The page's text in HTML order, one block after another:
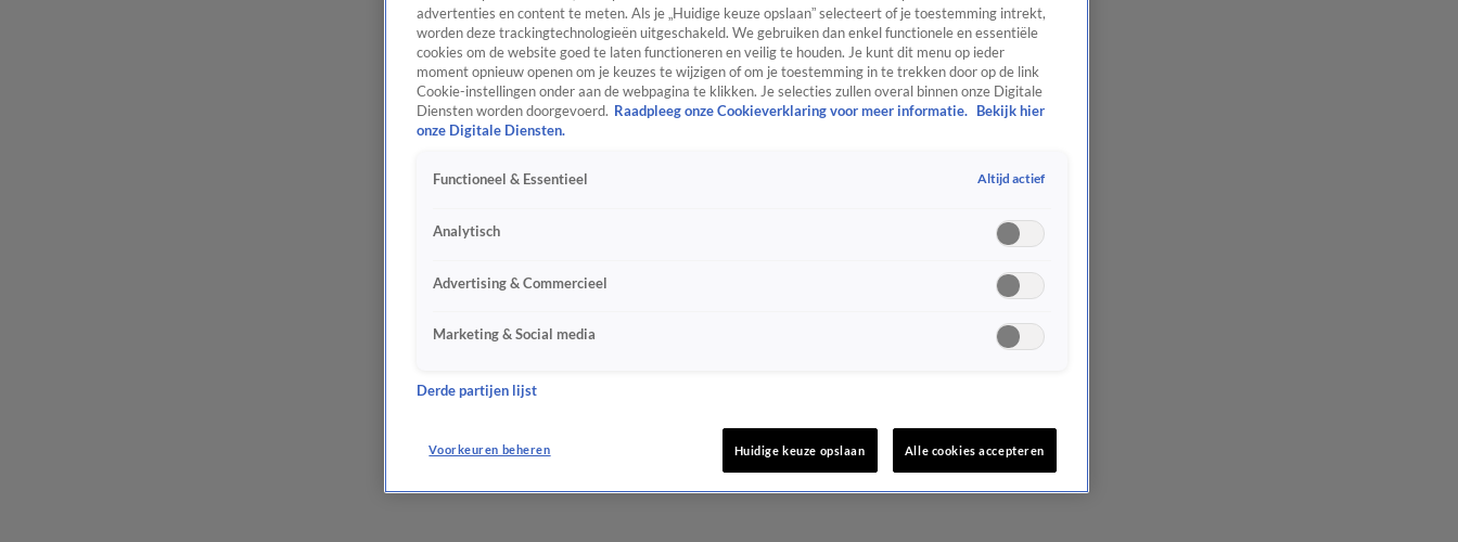
advertenties en content te meten. Als je „Huidige keuze opslaan” selecteert of je toestemming intrekt,
worden deze trackingtechnologieën uitgeschakeld. We gebruiken dan enkel functionele en essentiële
cookies om de website goed te laten functioneren en veilig te houden. Je kunt dit menu op ieder
moment opnieuw openen om je keuzes te wijzigen of om je toestemming in te trekken door op de link
Cookie-instellingen onder aan de webpagina te klikken. Je selecties zullen overal binnen onze Digitale
Diensten worden doorgevoerd. Raadpleeg onze Cookieverklaring voor meer informatie.
Bekijk hier
onze Digitale Diensten.
Functioneel & Essentieel Altijd actief
Analytisch
Advertising & Commercieel
Marketing & Social media
Derde partijen lijst
Voorkeuren beheren Huidige keuze opslaan Alle cookies accepteren